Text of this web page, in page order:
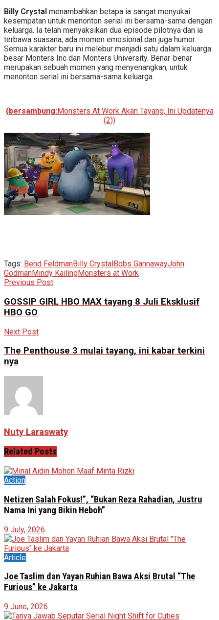
Billy Crystal menambahkan betapa ia sangat menyukai
kesempatan untuk menonton serial ini bersama-sama dengan
keluarga. Ia telah menyaksikan dua episode pilotnya dan ia
terbawa suasana, ada momen emosional dan juga humor.
Semua karakter baru ini melebur menjadi satu dalam keluarga
besar Monters Inc dan Monters University. Benar-benar
merupakan sebuah momen yang menyenangkan, untuk
menonton serial ini bersama-sama keluarga.
(bersambung:Monsters At Work Akan Tayang, Ini Updatenya
(2))
Tags: Bend FeldmanBilly CrystalBobs GannawayJohn
GodmanMindy KailingMonsters at Work
Previous Post
GOSSIP GIRL HBO MAX tayang 8 Juli Eksklusif
HBO GO
Next Post
The Penthouse 3 mulai tayang, ini kabar terkini
nya
Nuty Laraswaty
Related Posts
Action
Netizen Salah Fokus!”, “Bukan Reza Rahadian, Justru
Nama Ini yang Bikin Heboh”
9 July, 2026
Article
Joe Taslim dan Yayan Ruhian Bawa Aksi Brutal “The
Furious” ke Jakarta
9 June, 2026